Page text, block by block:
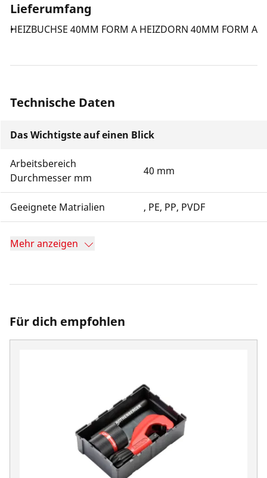
Lieferumfang
HEIZBUCHSE 40MM FORM A HEIZDORN 40MM FORM A
Technische Daten
Das Wichtigste auf einen Blick
Arbeitsbereich
Durchmesser mm
40 mm
Geeignete Matrialien , PE, PP, PVDF
Mehr anzeigen
Für dich empfohlen